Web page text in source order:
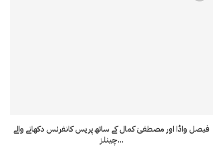
فیصل واڈا اور مصطفیٰ کمال کے ساتھ پریس کانفرنس دکھانے والے
چینلز...